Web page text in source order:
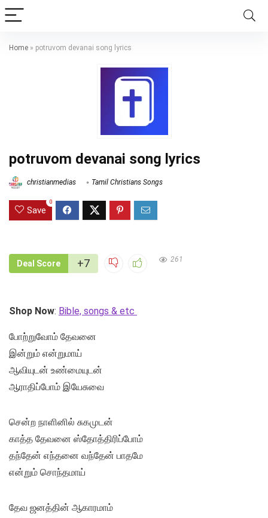
Home » potruvom devanai song lyrics
potruvom devanai song lyrics
christianmedias Tamil Christians Songs
Save
0
Deal Score +7 261
Shop Now: Bible, songs & etc
போற்றுவோம் தேவனை
இன்றும் என்றுமாய்
ஆவியுடன் உண்மையுடன்
ஆராதிப்போம் இயேசுவை
சென்ற நாளினில் சுகமுடன்
காத்த தேவனை ஸ்தோத்திரிப்போம்
தந்தேன் எந்தனை வந்தேன் பாதமே
என்றும் சொந்தமாய்
தேவ ஜனத்தின் ஆகாரமாம்